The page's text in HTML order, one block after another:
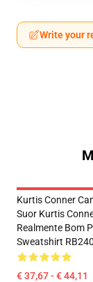
Write your
Kurtis Conner
Suor Kurtis
Realmente Bom
Sweatshirt
€ 37,67 - € 44,11